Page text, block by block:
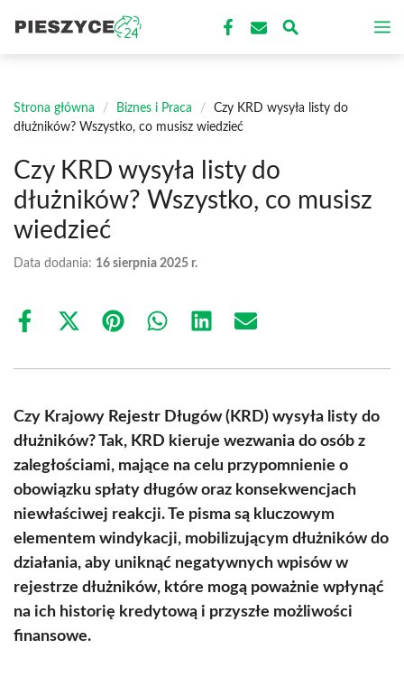
treści
Strona główna / Biznes i Praca /
Czy KRD wysyła listy do
dłużników? Wszystko, co musisz wiedzieć
Czy KRD wysyła listy do
dłużników? Wszystko, co musisz
wiedzieć
Data dodania: 16 sierpnia 2025 r.
Share
Share
(Twitter)
Share Share Share Share
Czy Krajowy Rejestr Długów (KRD) wysyła listy do
dłużników? Tak, KRD kieruje wezwania do osób z
zaległościami, mające na celu przypomnienie o
obowiązku spłaty długów oraz konsekwencjach
niewłaściwej reakcji. Te pisma są kluczowym
elementem windykacji, mobilizującym dłużników do
działania, aby uniknąć negatywnych wpisów w
rejestrze dłużników, które mogą poważnie wpłynąć
na ich historię kredytową i przyszłe możliwości
finansowe.